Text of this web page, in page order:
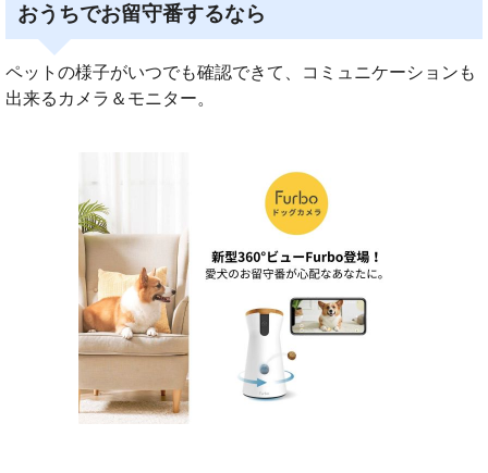
おうちでお留守番するなら
ペットの様子がいつでも確認できて、コミュニケーションも
出来るカメラ＆モニター。